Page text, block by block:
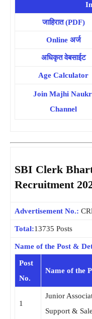
जाहिरात (PDF)
Online अर्ज
अधिकृत वेबसाईट
Age Calculator
Join Majhi
Channel
SBI Clerk
Recruitment
Advertisement No.:
Total:13735 Posts
Name of the Post &
Post
No.
Name of the
1
Junior
Support &